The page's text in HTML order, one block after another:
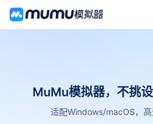
MuMu模拟器，不挑设
适配Windows/macOS，